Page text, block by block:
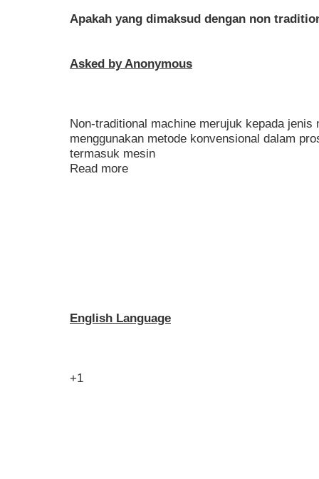
Apakah yang dimaksud dengan non
Asked by Anonymous
Non-traditional machine merujuk kepada
menggunakan metode konvensional dalam
termasuk mesin
Read more
English Language
+1